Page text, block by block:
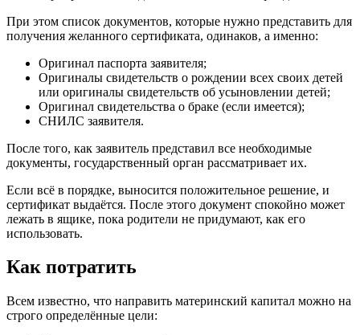
При этом список документов, которые нужно представить для
получения желанного сертификата, одинаков, а именно:
Оригинал паспорта заявителя;
Оригиналы свидетельств о рождении всех своих детей
или оригиналы свидетельств об усыновлении детей;
Оригинал свидетельства о браке (если имеется);
СНИЛС заявителя.
После того, как заявитель представил все необходимые
документы, государственный орган рассматривает их.
Если всё в порядке, выносится положительное решение, и
сертификат выдаётся. После этого документ спокойно может
лежать в ящике, пока родители не придумают, как его
использовать.
Как потратить
Всем известно, что направить материнский капитал можно на
строго определённые цели: